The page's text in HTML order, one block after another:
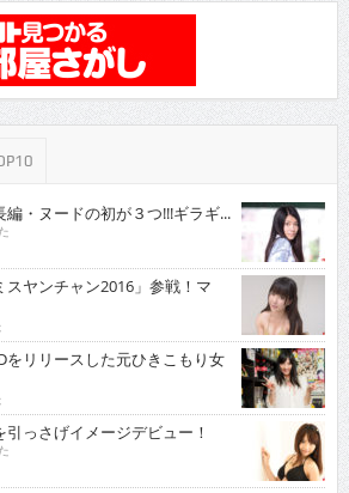
・ヌードの初が３つ!!!ギラギ...
ヤンチャン2016」参戦！マ
リリースした元ひきこもり女
っさげイメージデビュー！